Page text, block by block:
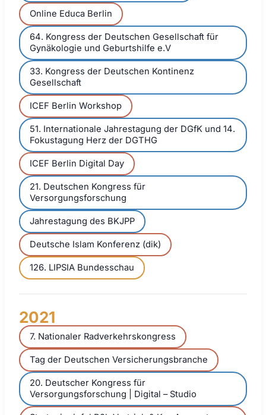
Online Educa Berlin
64. Kongress der Deutschen Gesellschaft für
Gynäkologie und Geburtshilfe e.V
33. Kongress der Deutschen Kontinenz
Gesellschaft
ICEF Berlin Workshop
51. Internationale Jahrestagung der DGfK und 14.
Fokustagung Herz der DGTHG
ICEF Berlin Digital Day
21. Deutschen Kongress für
Versorgungsforschung
Jahrestagung des BKJPP
Deutsche Islam Konferenz (dik)
126. LIPSIA Bundesschau
2021
7. Nationaler Radverkehrskongress
Tag der Deutschen Versicherungsbranche
20. Deutscher Kongress für
Versorgungsforschung | Digital – Studio